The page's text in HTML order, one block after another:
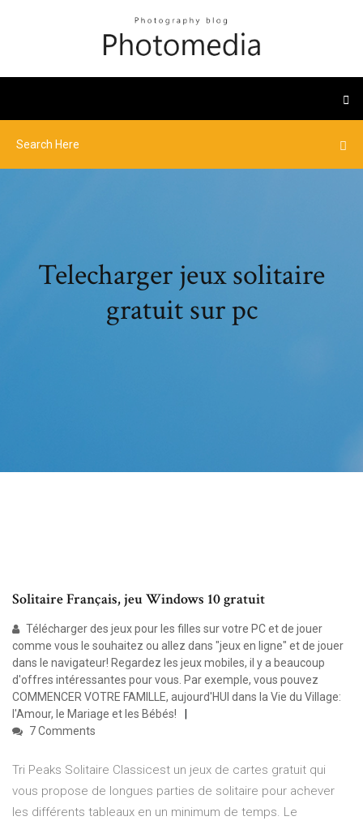
Telecharger jeux solitaire
gratuit sur pc
Solitaire Français, jeu Windows 10 gratuit
Télécharger des jeux pour les filles sur votre PC et de jouer
comme vous le souhaitez ou allez dans "jeux en ligne" et de jouer
dans le navigateur! Regardez les jeux mobiles, il y a beaucoup
d'offres intéressantes pour vous. Par exemple, vous pouvez
COMMENCER VOTRE FAMILLE, aujourd'HUI dans la Vie du Village:
l'Amour, le Mariage et les Bébés!
7 Comments
Tri Peaks Solitaire Classicest un jeux de cartes gratuit qui
vous propose de longues parties de solitaire pour achever
les différents tableaux en un minimum de temps. Le